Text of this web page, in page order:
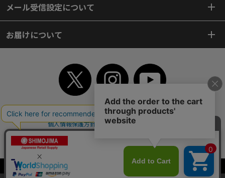
当サイトはクッキー（Cookie）を使用しています。Cookieの使用に同意いた
メール受信設定について
お届けについて
TOP 初めてご利用のお客様へ ご利用案内
ご利用規約
個人情報保護方針
特定商取引法
よくあるご質問
お問い合わせ
サイトマップ
Copyright© 2018 SHIMOJIMA Co.,Ltd. All Rights Reserved.